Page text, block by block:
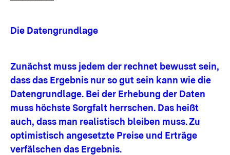
Die Datengrundlage
Zunächst muss jedem der rechnet bewusst sein,
dass das Ergebnis nur so gut sein kann wie die
Datengrundlage. Bei der Erhebung der Daten
muss höchste Sorgfalt herrschen. Das heißt
auch, dass man realistisch bleiben muss. Zu
optimistisch angesetzte Preise und Erträge
verfälschen das Ergebnis.